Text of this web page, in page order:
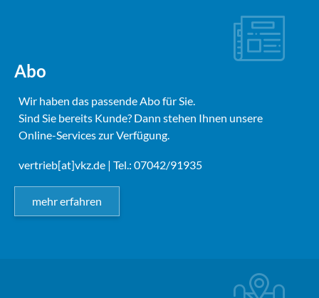
Abo
Wir haben das passende Abo für Sie.
Sind Sie bereits Kunde? Dann stehen Ihnen unsere
Online-Services zur Verfügung.
vertrieb[at]vkz.de | Tel.: 07042/91935
mehr erfahren